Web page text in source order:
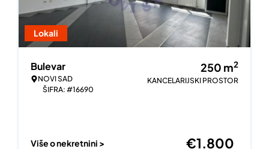
Lokali
Bulevar
NOVI SAD
ŠIFRA: #16690
250 m2
KANCELARIJSKI PROSTOR
Više o nekretnini > €1.800